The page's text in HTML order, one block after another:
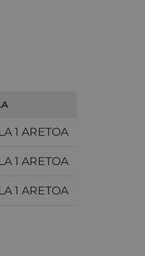
1 ARETOA
1 ARETOA
1 ARETOA